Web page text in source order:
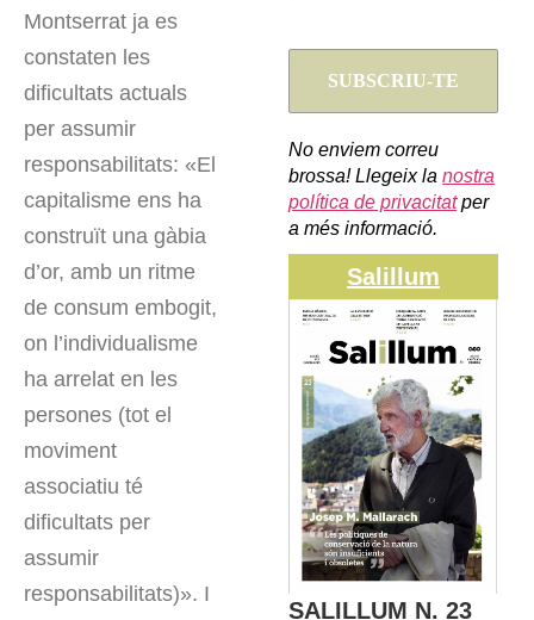
Montserrat ja es
constaten les
dificultats actuals
per assumir
responsabilitats: «El
capitalisme ens ha
construït una gàbia
d’or, amb un ritme
de consum embogit,
on l’individualisme
ha arrelat en les
persones (tot el
moviment
associatiu té
dificultats per
assumir
responsabilitats)». I
No enviem correu
brossa! Llegeix lanostra
política de privacitatper
a més informació.
Salillum
SALILLUM N. 23